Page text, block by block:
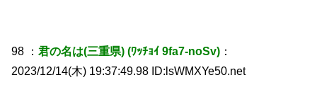
98 ：君の名は(三重県) (ﾜｯﾁｮｲ 9fa7-noSv) ：
2023/12/14(木) 19:37:49.98 ID:lsWMXYe50.net